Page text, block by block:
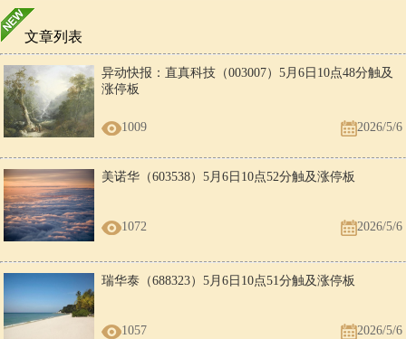
文章列表
异动快报：直真科技（003007）5月6日10点48分触及
涨停板
1009 2026/5/6
美诺华（603538）5月6日10点52分触及涨停板
1072 2026/5/6
瑞华泰（688323）5月6日10点51分触及涨停板
1057 2026/5/6